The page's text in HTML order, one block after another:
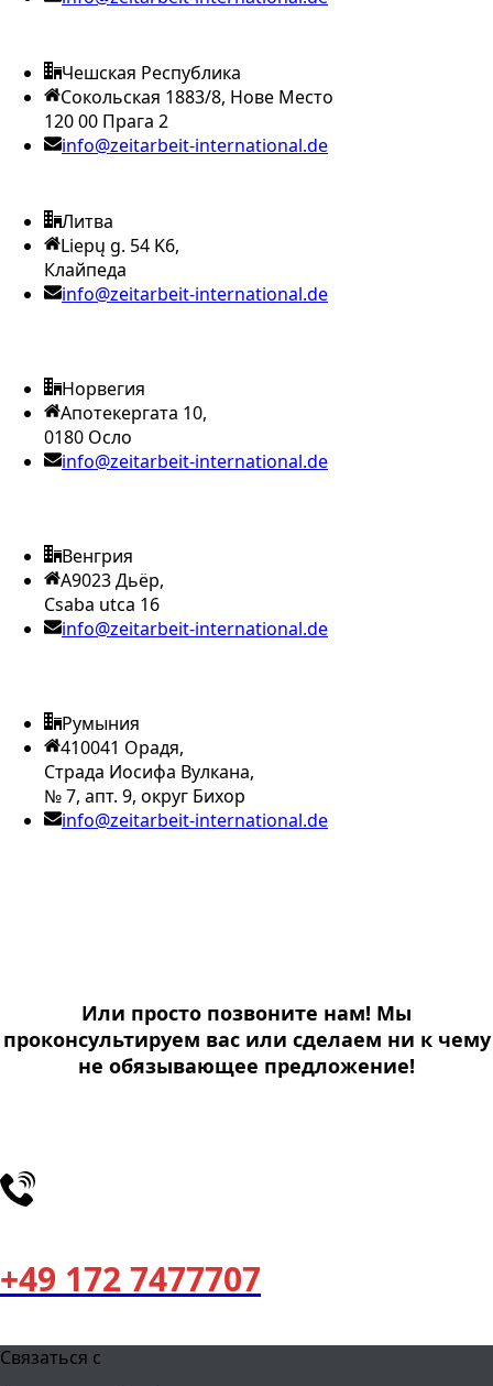
Чешская Республика
Сокольская 1883/8, Нове Место
120 00 Прага 2
info@zeitarbeit-international.de
Литва
Liepų g. 54 K6,
Клайпеда
info@zeitarbeit-international.de
Норвегия
Апотекергата 10,
0180 Осло
info@zeitarbeit-international.de
Венгрия
A9023 Дьёр,
Csaba utca 16
info@zeitarbeit-international.de
Румыния
410041 Орадя,
Страда Иосифа Вулкана,
№ 7, апт. 9, округ Бихор
info@zeitarbeit-international.de
Или просто позвоните нам! Мы
проконсультируем вас или сделаем ни к чему
не обязывающее предложение!
+49 172 7477707
Связаться с